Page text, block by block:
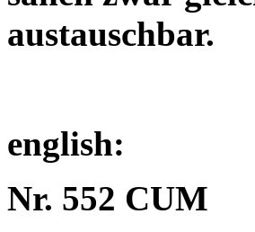
austauschbar.
english:
Nr. 552 CUM